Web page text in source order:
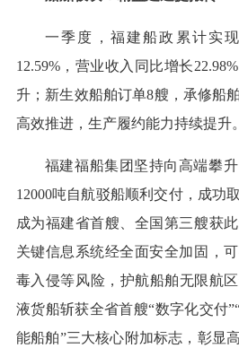
一季度，福建船政累计实
12.59%，营业收入同比增长
升；新生效船舶订单8艘，承修船
高效推进，生产履约能力持续提升。
福建福船集团坚持向高端攀
12000吨自航驳船顺利交付，成功
成为福建省首艘、全国第三艘获
关键信息系统经全面安全加固，
毒入侵等风险，护航船舶无限航
液货船斩获全省首艘“数字化交付
能船舶”三大核心附加标志，彰显